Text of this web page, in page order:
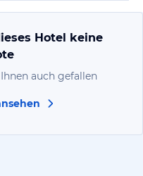
Hotel keine
auch gefallen